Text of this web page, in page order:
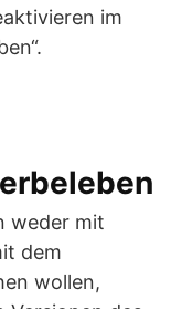
im
weder mit
dem
wollen,